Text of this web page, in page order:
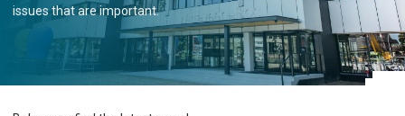
issues that are important.